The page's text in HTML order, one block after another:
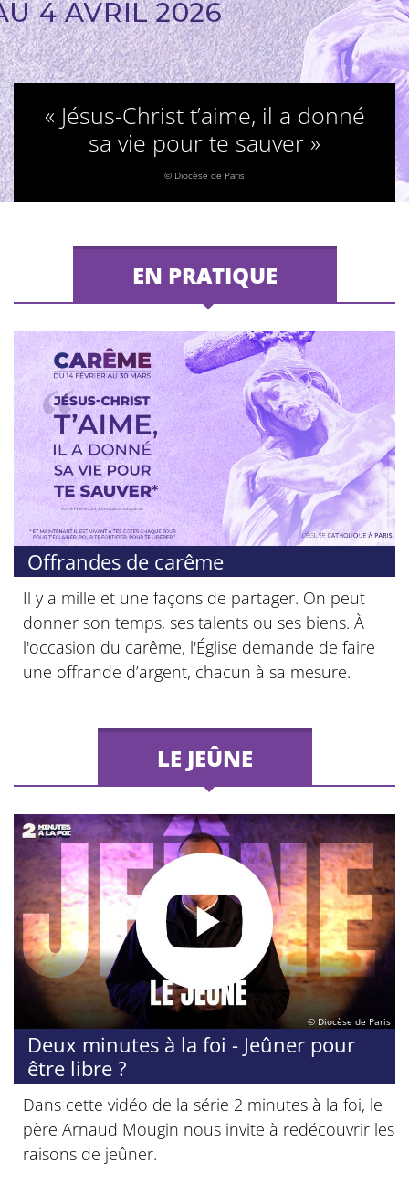
« Jésus-Christ t’aime, il a donné
sa vie pour te sauver »
© Diocèse de Paris
EN PRATIQUE
© Diocèse de Paris
Offrandes de carême
Il y a mille et une façons de partager. On peut
donner son temps, ses talents ou ses biens. À
l'occasion du carême, l'Église demande de faire
une offrande d’argent, chacun à sa mesure.
LE JEÛNE
© Diocèse de Paris
Deux minutes à la foi - Jeûner pour
être libre ?
Dans cette vidéo de la série 2 minutes à la foi, le
père Arnaud Mougin nous invite à redécouvrir les
raisons de jeûner.